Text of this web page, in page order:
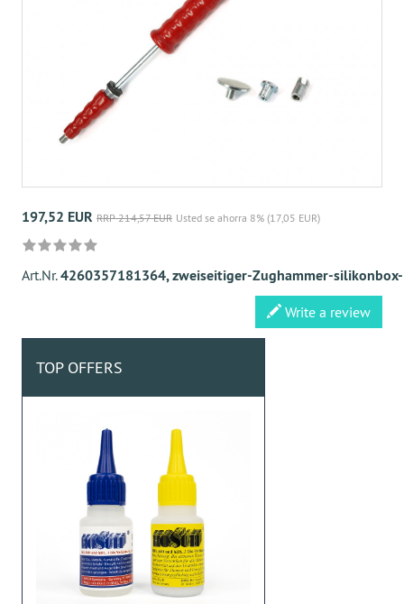
197,52 EUR RRP 214,57 EUR Usted se ahorra 8% (17,05 EUR)
Art.Nr.4260357181364, zweiseitiger-Zughammer-
Write a review
TOP OFFERS